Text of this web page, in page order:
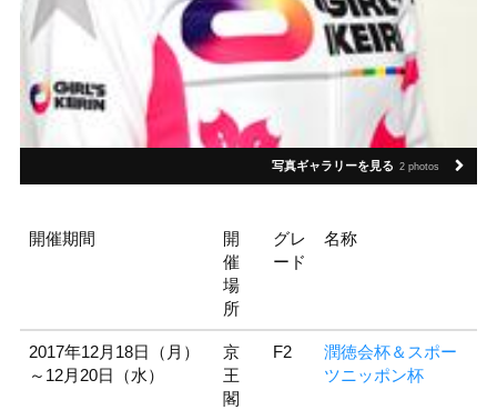
写真ギャラリーを見る 2 photos
開催期間
開
催
場
所
グレ
ード
名称
2017年12月18日（月）
～12月20日（水）
京
王
閣
F2
潤徳会杯＆スポー
ツニッポン杯